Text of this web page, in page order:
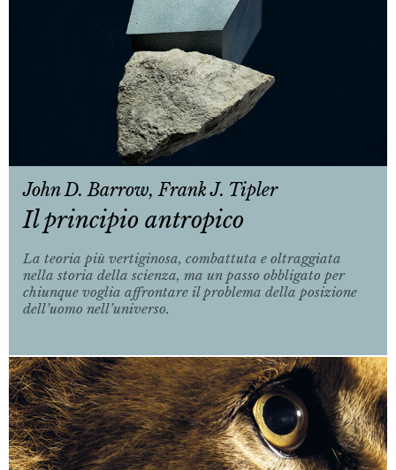
John D. Barrow, Frank J. Tipler
Il principio antropico
La teoria più vertiginosa, combattuta e oltraggiata
nella storia della scienza, ma un passo obbligato per
chiunque voglia affrontare il problema della posizione
dell’uomo nell’universo.